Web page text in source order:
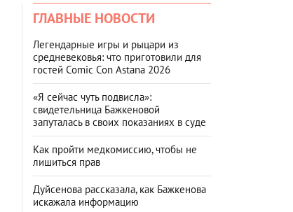
ГЛАВНЫЕ НОВОСТИ
Легендарные игры и рыцари из
средневековья: что приготовили для
гостей Comic Con Astana 2026
«Я сейчас чуть подвисла»:
свидетельница Бажкеновой
запуталась в своих показаниях в суде
Как пройти медкомиссию, чтобы не
лишиться прав
Дуйсенова рассказала, как Бажкенова
искажала информацию